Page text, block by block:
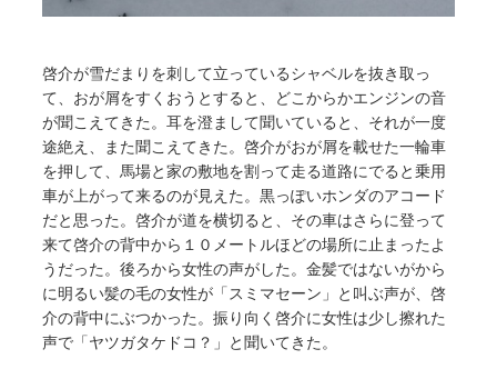
啓介が雪だまりを刺して立っているシャベルを抜き取っ
て、おが屑をすくおうとすると、どこからかエンジンの音
が聞こえてきた。耳を澄まして聞いていると、それが一度
途絶え、また聞こえてきた。啓介がおが屑を載せた一輪車
を押して、馬場と家の敷地を割って走る道路にでると乗用
車が上がって来るのが見えた。黒っぽいホンダのアコード
だと思った。啓介が道を横切ると、その車はさらに登って
来て啓介の背中から１０メートルほどの場所に止まったよ
うだった。後ろから女性の声がした。金髪ではないがから
に明るい髪の毛の女性が「スミマセーン」と叫ぶ声が、啓
介の背中にぶつかった。振り向く啓介に女性は少し擦れた
声で「ヤツガタケドコ？」と聞いてきた。